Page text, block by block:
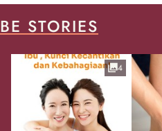
BE STORIES
4